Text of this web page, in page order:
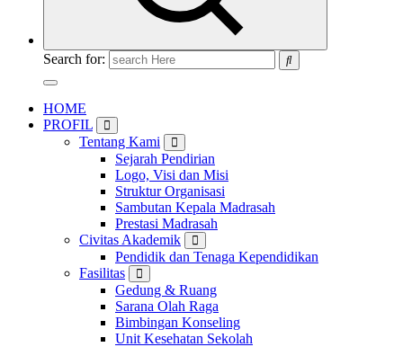
Search for:
HOME
PROFIL
Tentang Kami
Sejarah Pendirian
Logo, Visi dan Misi
Struktur Organisasi
Sambutan Kepala Madrasah
Prestasi Madrasah
Civitas Akademik
Pendidik dan Tenaga Kependidikan
Fasilitas
Gedung & Ruang
Sarana Olah Raga
Bimbingan Konseling
Unit Kesehatan Sekolah